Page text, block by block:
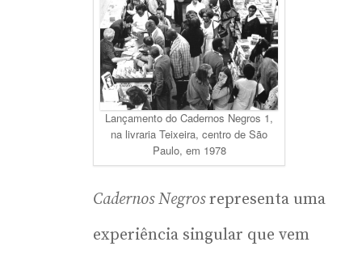
Lançamento do Cadernos Negros 1,
na livraria Teixeira, centro de São
Paulo, em 1978
Cadernos Negrosrepresenta uma
experiência singular que vem